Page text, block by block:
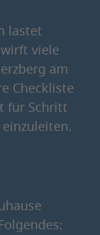
lastet
viele
am
Checkliste
für Schritt